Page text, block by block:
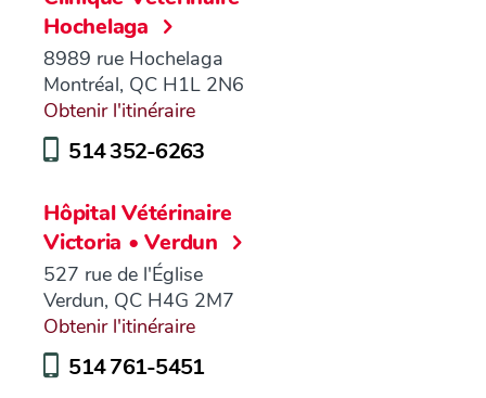
Hochelaga
8989 rue Hochelaga
Montréal, QC H1L 2N6
Obtenir l'itinéraire
514 352-6263
Hôpital Vétérinaire
Victoria • Verdun
527 rue de l'Église
Verdun, QC H4G 2M7
Obtenir l'itinéraire
514 761-5451